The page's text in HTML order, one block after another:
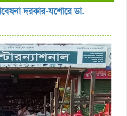
দরকার-যশোরে ডা.